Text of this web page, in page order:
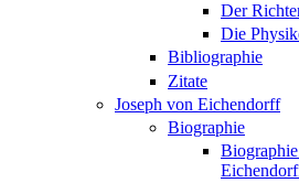
Der
Die
Bibliographie
Zitate
Joseph von Eichendorff
Biographie